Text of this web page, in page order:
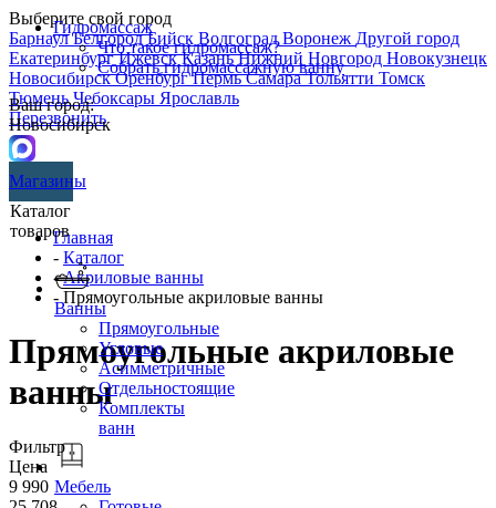
Выберите свой город
БарнаулБелгородБийск ВолгоградВоронеж Другой город
ЕкатеринбургИжевскКазаньНижний Новгород Новокузнецк
НовосибирскОренбургПермьСамараТольятти Томск
ТюменьЧебоксары Ярославль
Перезвонить
Гидромассаж
Что такое гидромассаж?
Собрать гидромассажную ванну
Ваш город:
Новосибирск
Магазины
Каталог
товаров
Ванны
Прямоугольные
Угловые
Асимметричные
Отдельностоящие
Комплекты
ванн
Мебель
Главная
- Каталог
-Акриловые ванны
- Прямоугольные акриловые ванны
Прямоугольные акриловые
ванны
Фильтр
Цена
9 990